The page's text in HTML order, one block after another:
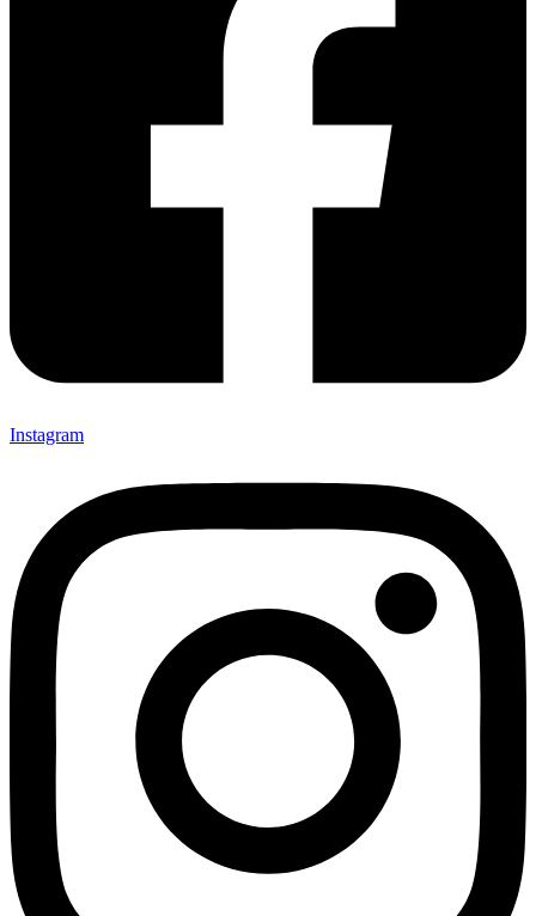
Instagram